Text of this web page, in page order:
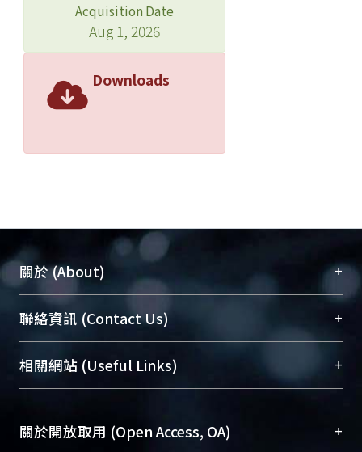
Acquisition Date
Aug 1, 2026
Downloads
關於 (About) +
臺大位居世界頂尖大學之列，為永久珍藏及向國際
展現本校豐碩的研究成果及學術能量，圖書館整合
機構典藏（NTUR）與學術庫（AH）不同功能平
台，成為臺大學術典藏NTU scholars。期能整合研
成果。
聯絡資訊 (Contact Us) +
總館學科館員(Main Library)
醫學圖書館學科館員(Medical Library)
Sciences Library)
相關網站 (Useful Links) +
關於開放取用 (Open Access, OA) +